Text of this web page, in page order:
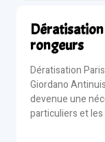
rongeurs
Dératisation
Giordano
devenue une
particuliers et